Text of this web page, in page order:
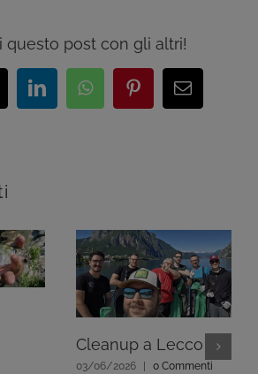
questo post con gli altri!
LinkedInWhatsAppPinterestEmail
Cleanup a Lecco
03/06/2026 0 Commenti